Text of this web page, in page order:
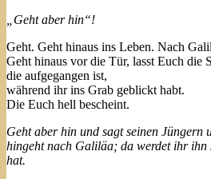
„Geht aber hin“!
Geht. Geht hinaus ins Leben. Nach
Geht hinaus vor die Tür, lasst Euch die
die aufgegangen ist,
während ihr ins Grab geblickt habt.
Die Euch hell bescheint.
Geht aber hin und sagt seinen Jüngern
hingeht nach Galiläa; da werdet ihr ihn
hat.